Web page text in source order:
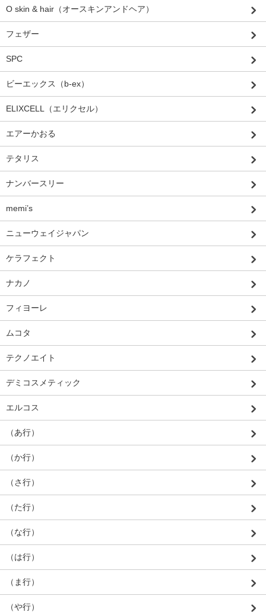
O skin & hair（オースキンアンドヘア）
フェザー
SPC
ビーエックス（b-ex）
ELIXCELL（エリクセル）
エアーかおる
テタリス
ナンバースリー
memi’s
ニューウェイジャパン
ケラフェクト
ナカノ
フィヨーレ
ムコタ
テクノエイト
デミコスメティック
エルコス
（あ行）
（か行）
（さ行）
（た行）
（な行）
（は行）
（ま行）
（や行）